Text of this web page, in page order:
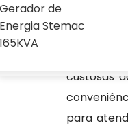
Gerador de
Energia Stemac
165KVA
custosas
para